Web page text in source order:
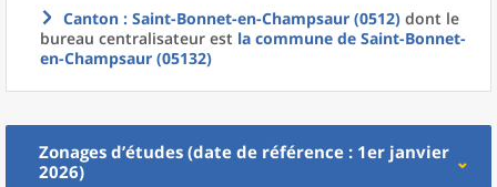
Canton : Saint-Bonnet-en-Champsaur (0512) dont le
bureau centralisateur est la commune de Saint-Bonnet-
en-Champsaur (05132)
Zonages d’études (date de référence : 1er janvier
2026)